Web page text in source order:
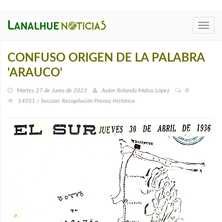
CONFUSO ORIGEN DE LA PALABRA
'ARAUCO'
Martes 27 de Junio de 2023 Autor Rolando Matus López
0
14051 / Seccion: Recopilación Prensa Histórica